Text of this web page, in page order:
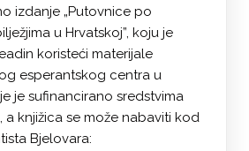
izdanje „Putovnice po
u Hrvatskoj”, koju je
koristeći materijale
esperantskog centra u
je sufinancirano sredstvima
a knjižica se može nabaviti kod
Bjelovara: